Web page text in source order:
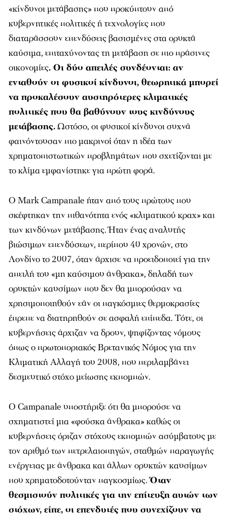
«κίνδυνοι μετάβασης» που προκύπτουν από
κυβερνητικές πολιτικές ή τεχνολογίες που
διαταράσσουν επενδύσεις βασισμένες στα ορυκτά
καύσιμα, επιταχύνοντας τη μετάβαση σε πιο πράσινες
οικονομίες. Οι δύο απειλές συνδέονται: αν
ενταθούν οι φυσικοί κίνδυνοι, θεωρητικά μπορεί
να προκαλέσουν αυστηρότερες κλιματικές
πολιτικές που θα βαθύνουν τους κινδύνους
μετάβασης.Ωστόσο, οι φυσικοί κίνδυνοι συχνά
φαινόντουσαν πιο μακρινοί όταν η ιδέα των
χρηματοπιστωτικών προβλημάτων που σχετίζονται με
το κλίμα εμφανίστηκε για πρώτη φορά.
Ο Mark Campanale ήταν από τους πρώτους που
σκέφτηκαν την πιθανότητα ενός «κλιματικού κραχ» και
των κινδύνων μετάβασης. Ήταν ένας αναλυτής
βιώσιμων επενδύσεων, περίπου 40 χρονών, στο
Λονδίνο το 2007, όταν άρχισε να προειδοποιεί για την
απειλή του «μη καύσιμου άνθρακα», δηλαδή των
ορυκτών καυσίμων που δεν θα μπορούσαν να
χρησιμοποιηθούν εάν οι παγκόσμιες θερμοκρασίες
έπρεπε να διατηρηθούν σε ασφαλή επίπεδα. Τότε, οι
κυβερνήσεις άρχιζαν να δρουν, ψηφίζοντας νόμους
όπως ο πρωτοποριακός Βρετανικός Νόμος για την
Κλιματική Αλλαγή του 2008, που περιλαμβάνει
δεσμευτικό στόχο μείωσης εκπομπών.
Ο Campanale υποστήριξε ότι θα μπορούσε να
σχηματιστεί μια «φούσκα άνθρακα» καθώς οι
κυβερνήσεις όριζαν στόχους εκπομπών ασύμβατους με
τον αριθμό των πετρελαιοπηγών, σταθμών παραγωγής
ενέργειας με άνθρακα και άλλων ορυκτών καυσίμων
που χρηματοδοτούνταν παγκοσμίως.Όταν
θεσμιστούν πολιτικές για την επίτευξη αυτών των
στόχων, είπε, οι επενδυτές που συνεχίζουν να